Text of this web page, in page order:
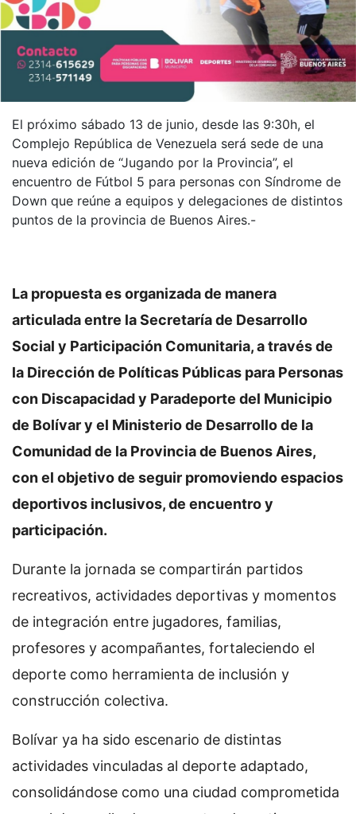
El próximo sábado 13 de junio, desde las 9:30h, el
Complejo República de Venezuela será sede de una
nueva edición de “Jugando por la Provincia”, el
encuentro de Fútbol 5 para personas con Síndrome de
Down que reúne a equipos y delegaciones de distintos
puntos de la provincia de Buenos Aires.-
La propuesta es organizada de manera
articulada entre la Secretaría de Desarrollo
Social y Participación Comunitaria, a través de
la Dirección de Políticas Públicas para Personas
con Discapacidad y Paradeporte del Municipio
de Bolívar y el Ministerio de Desarrollo de la
Comunidad de la Provincia de Buenos Aires,
con el objetivo de seguir promoviendo espacios
deportivos inclusivos, de encuentro y
participación.
Durante la jornada se compartirán partidos
recreativos, actividades deportivas y momentos
de integración entre jugadores, familias,
profesores y acompañantes, fortaleciendo el
deporte como herramienta de inclusión y
construcción colectiva.
Bolívar ya ha sido escenario de distintas
actividades vinculadas al deporte adaptado,
consolidándose como una ciudad comprometida